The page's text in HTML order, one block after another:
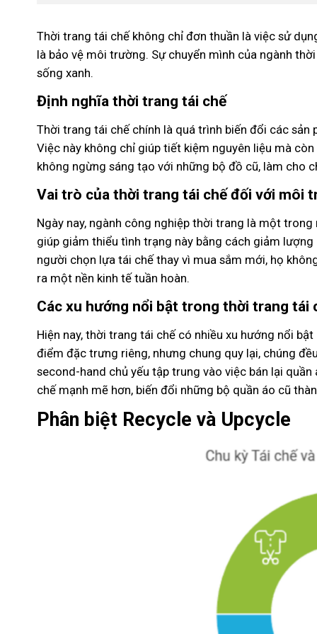
Thời trang tái chế không chỉ đơn thuần là việc sử
là bảo vệ môi trường. Sự chuyển mình của ngành
sống xanh.
Định nghĩa thời trang tái chế
Thời trang tái chế chính là quá trình biến đổi các
Việc này không chỉ giúp tiết kiệm nguyên liệu mà
không ngừng sáng tạo với những bộ đồ cũ, làm cho
Vai trò của thời trang tái chế đối với môi
Ngày nay, ngành công nghiệp thời trang là một
giúp giảm thiểu tình trạng này bằng cách giảm
người chọn lựa tái chế thay vì mua sắm mới, họ
ra một nền kinh tế tuần hoàn.
Các xu hướng nổi bật trong thời trang tái
Hiện nay, thời trang tái chế có nhiều xu hướng nổi
điểm đặc trưng riêng, nhưng chung quy lại, chúng
second-hand chủ yếu tập trung vào việc bán lại
chế mạnh mẽ hơn, biến đổi những bộ quần áo cũ
Phân biệt Recycle và Upcycle